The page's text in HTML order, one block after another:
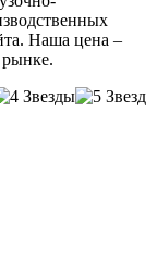
Наша цена –
рынке.